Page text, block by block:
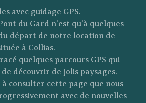
avec guidage GPS.
du Gard n’est qu’à quelques
départ de notre location de
à Collias.
quelques parcours GPS qui
découvrir de jolis paysages.
à consulter cette page que nous
avec de nouvelles